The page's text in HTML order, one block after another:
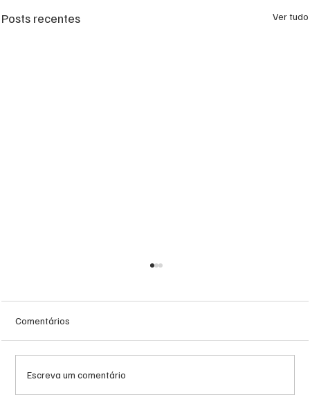
Posts recentes Ver tudo
Comentários
Escreva um comentário